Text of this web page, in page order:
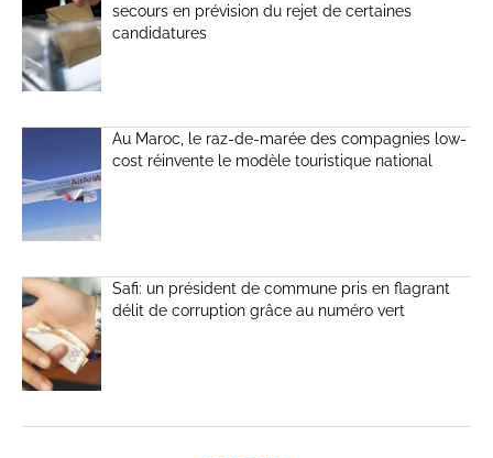
secours en prévision du rejet de certaines
candidatures
Au Maroc, le raz-de-marée des compagnies low-
cost réinvente le modèle touristique national
Safi: un président de commune pris en flagrant
délit de corruption grâce au numéro vert